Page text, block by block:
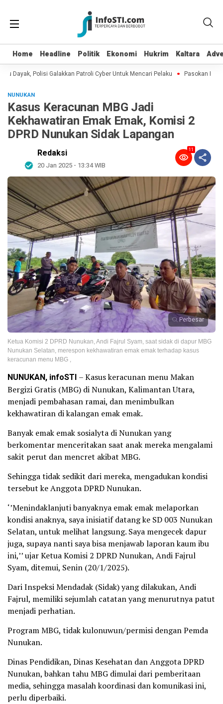
Home Headline Politik Ekonomi Hukrim Kaltara
Home Headline Politik Ekonomi Hukrim Kaltara
Polisi Galakkan Patroli Cyber Untuk Mencari Pelaku Pasokan BBM
NUNUKAN
Kasus Keracunan MBG Jadi
Kekhawatiran Emak Emak, Komisi 2
DPRD Nunukan Sidak Lapangan
Redaksi
20 Jan 2025 - 13:34 WIB
11
Perbesar
Ketua Komisi 2 DPRD Nunukan, Andi Fajrul Syam, saat sidak di dapur MBG
Nunukan Selatan, merespon kekhawatiran emak emak terhadap kasus
keracunan menu MBG ,
NUNUKAN, infoSTI – Kasus keracunan menu Makan
Bergizi Gratis (MBG) di Nunukan, Kalimantan Utara,
menjadi pembahasan ramai, dan menimbulkan
kekhawatiran di kalangan emak emak.
Banyak emak emak sosialyta di Nunukan yang
berkomentar menceritakan saat anak mereka mengalami
sakit perut dan mencret akibat MBG.
Sehingga tidak sedikit dari mereka, mengadukan kondisi
tersebut ke Anggota DPRD Nunukan.
‘’Menindaklanjuti banyaknya emak emak melaporkan
kondisi anaknya, saya inisiatif datang ke SD 003 Nunukan
Selatan, untuk melihat langsung. Saya mengecek dapur
juga, supaya nanti saya bisa menjawab laporan kaum ibu
ini,’’ ujar Ketua Komisi 2 DPRD Nunukan, Andi Fajrul
Syam, ditemui, Senin (20/1/2025).
Dari Inspeksi Mendadak (Sidak) yang dilakukan, Andi
Fajrul, memiliki sejumlah catatan yang menurutnya patut
menjadi perhatian.
Program MBG, tidak kulonuwun/permisi dengan Pemda
Nunukan.
Dinas Pendidikan, Dinas Kesehatan dan Anggota DPRD
Nunukan, bahkan tahu MBG dimulai dari pemberitaan
media, sehingga masalah koordinasi dan komunikasi ini,
perlu diperbaiki.